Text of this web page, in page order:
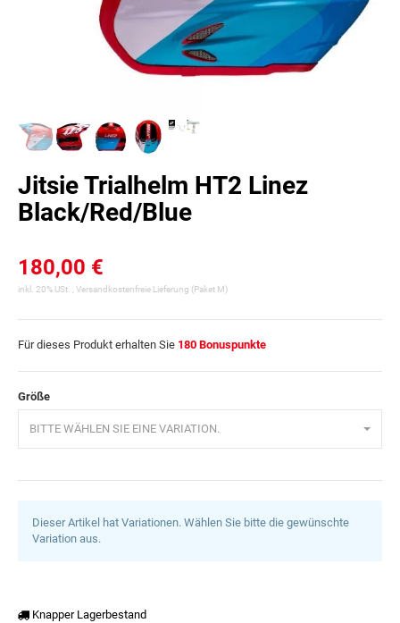
Jitsie Trialhelm HT2 Linez
Black/Red/Blue
180,00 €
inkl. 20% USt. , Versandkostenfreie Lieferung (Paket M)
Für dieses Produkt erhalten Sie 180 Bonuspunkte
Größe
BITTE WÄHLEN SIE EINE VARIATION.
Dieser Artikel hat Variationen. Wählen Sie bitte die gewünschte
Variation aus.
Knapper Lagerbestand